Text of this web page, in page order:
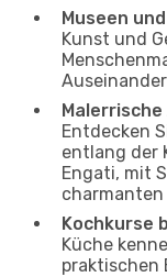
Museen
Kunst und
Entdecken
entlang der
Engati, mit
Kochkurse
Küche
praktischen